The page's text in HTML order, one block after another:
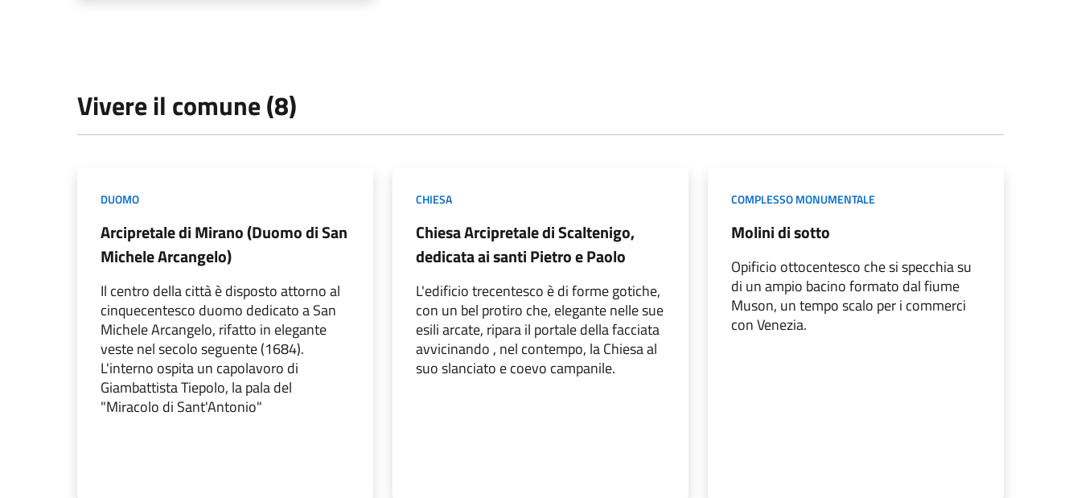
Vivere il comune (8)
DUOMO
Arcipretale di Mirano (Duomo di San
Michele Arcangelo)
Il centro della città è disposto attorno al
cinquecentesco duomo dedicato a San
Michele Arcangelo, rifatto in elegante
veste nel secolo seguente (1684).
L'interno ospita un capolavoro di
Giambattista Tiepolo, la pala del
"Miracolo di Sant'Antonio"
CHIESA
Chiesa Arcipretale di Scaltenigo,
dedicata ai santi Pietro e Paolo
L'edificio trecentesco è di forme gotiche,
con un bel protiro che, elegante nelle sue
esili arcate, ripara il portale della facciata
avvicinando , nel contempo, la Chiesa al
suo slanciato e coevo campanile.
COMPLESSO MONUMENTALE
Molini di sotto
Opificio ottocentesco che si specchia su
di un ampio bacino formato dal fiume
Muson, un tempo scalo per i commerci
con Venezia.